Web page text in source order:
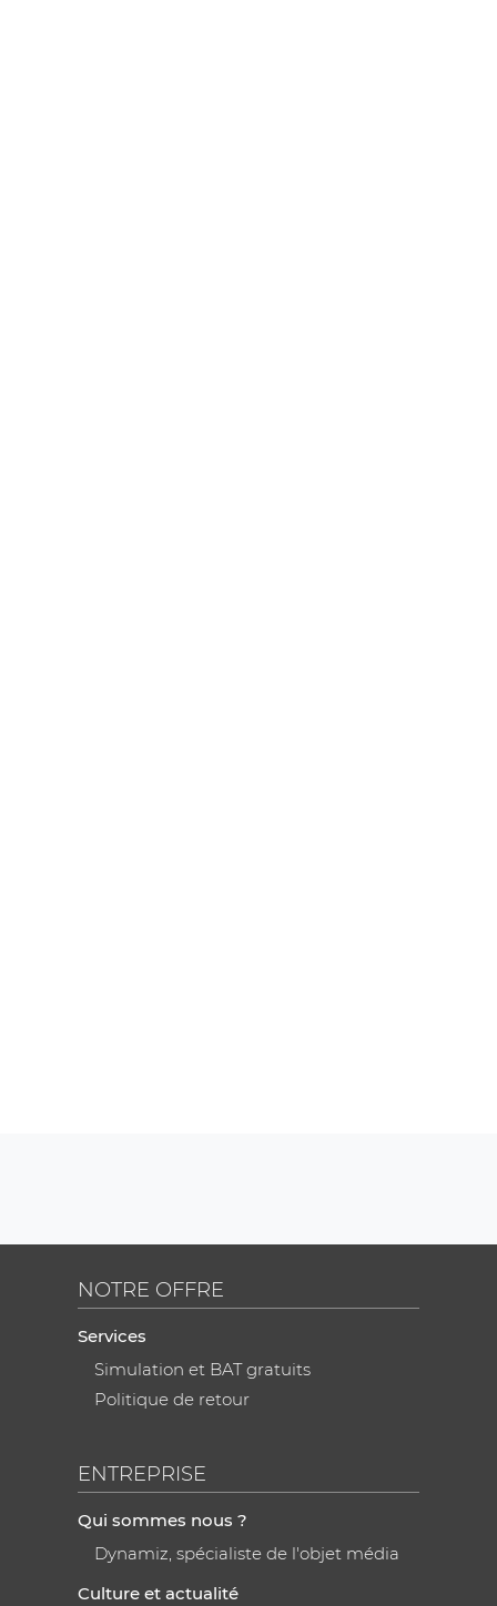
NOTRE OFFRE
Services
Simulation et BAT gratuits
Politique de retour
ENTREPRISE
Qui sommes nous ?
Dynamiz, spécialiste de l'objet média
Culture et actualité